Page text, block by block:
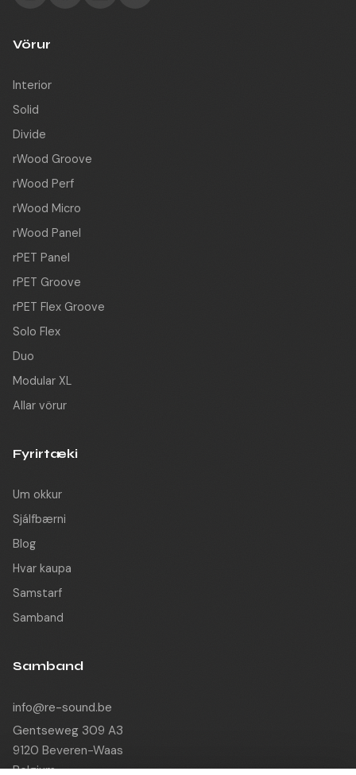
Vörur
Interior
Solid
Divide
rWood Groove
rWood Perf
rWood Micro
rWood Panel
rPET Panel
rPET Groove
rPET Flex Groove
Solo Flex
Duo
Modular XL
Allar vörur
Fyrirtæki
Um okkur
Sjálfbærni
Blog
Hvar kaupa
Samstarf
Samband
Samband
info@re-sound.be
Gentseweg 309 A3
9120 Beveren-Waas
Belgium